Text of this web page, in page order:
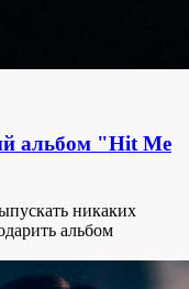
альбом "Hit Me
никаких
альбом